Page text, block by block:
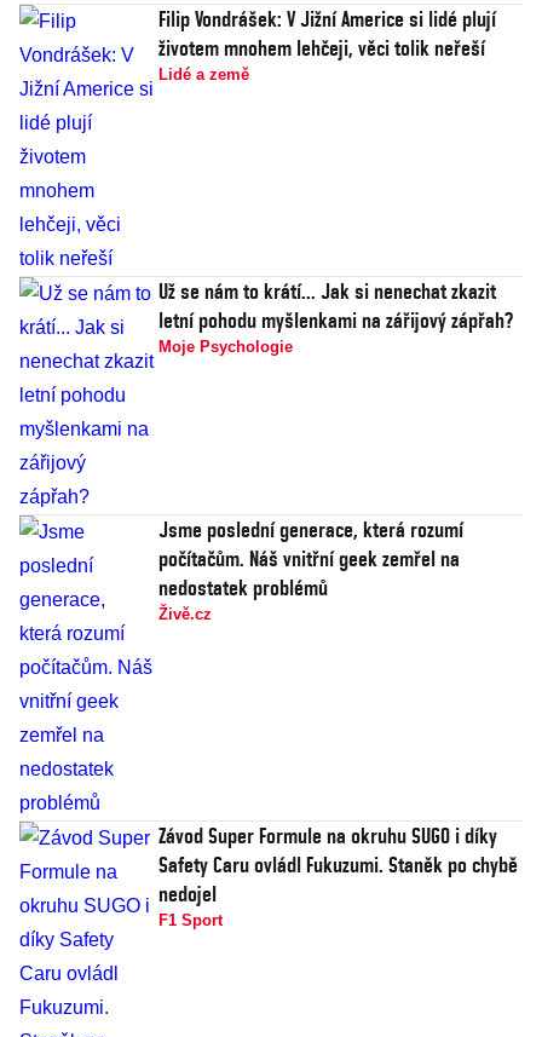
Filip Vondrášek: V Jižní Americe si lidé plují
životem mnohem lehčeji, věci tolik neřeší
Lidé a země
Už se nám to krátí... Jak si nenechat zkazit
letní pohodu myšlenkami na zářijový zápřah?
Moje Psychologie
Jsme poslední generace, která rozumí
počítačům. Náš vnitřní geek zemřel na
nedostatek problémů
Živě.cz
Závod Super Formule na okruhu SUGO i díky
Safety Caru ovládl Fukuzumi. Staněk po chybě
nedojel
F1 Sport